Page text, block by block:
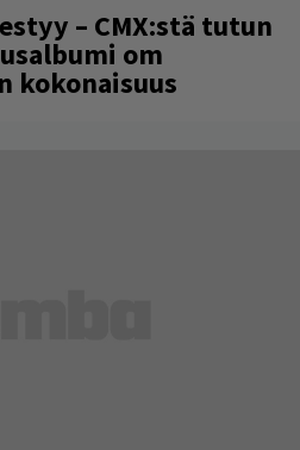
– CMX:stä tutun
om
kokonaisuus